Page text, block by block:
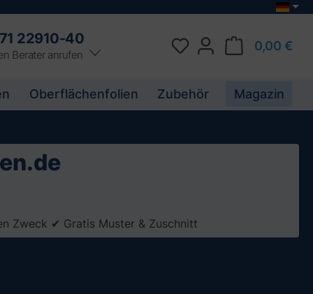
22910-40
Berater anrufen
0,00 €
Oberflächenfolien Zubehör Magazin
Zweck ✔ Gratis Muster & Zuschnitt